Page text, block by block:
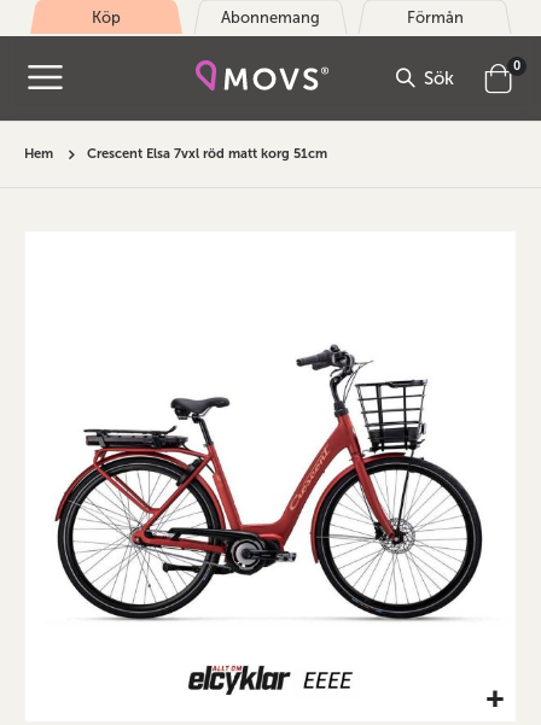
Köp Abonnemang Förmån
Sök Cart
0
Hem Crescent Elsa 7vxl röd matt korg 51cm